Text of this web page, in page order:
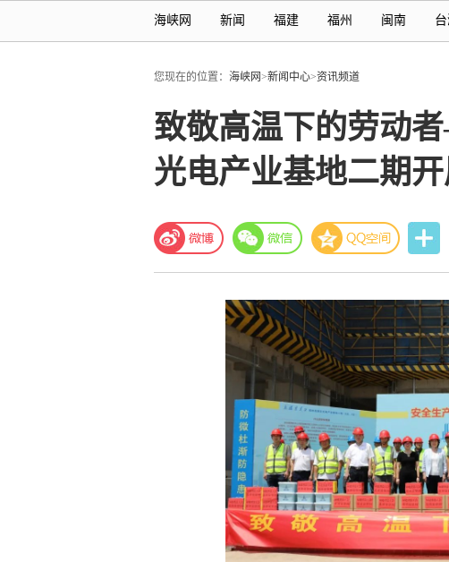
海峡网 新闻 福建 福州 闽南
您现在的位置： 海峡网>新闻中心>资讯频道
致敬高温下的劳动
光电产业基地二期